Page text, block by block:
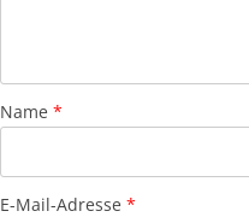
Name *
E-Mail-Adresse *